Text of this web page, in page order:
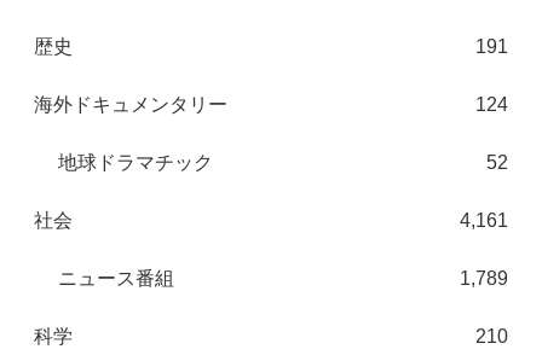
歴史 191
海外ドキュメンタリー 124
地球ドラマチック 52
社会 4,161
ニュース番組 1,789
科学 210